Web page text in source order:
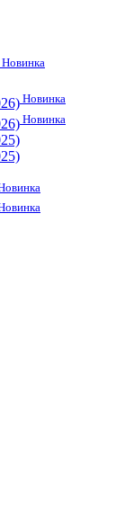
Новинка
Новинка
Новинка